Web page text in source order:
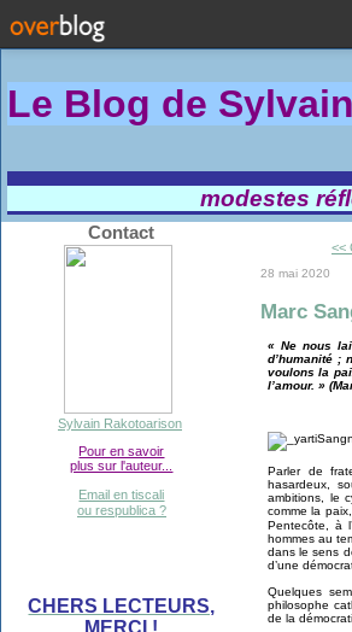
Le Blog de
modestes
Contact
Sylvain Rakotoarison
Pour en savoir
plus sur l'auteur...
Email en tiscali
ou respublica ?
CHERS LECTEURS,
MERCI !
<<
28 mai 2020
Marc
« Ne nous
d’humanité ;
voulons la
l’amour. »
Parler de
hasardeux,
ambitions, le
comme la
Pentecôte, à
hommes au
dans le sens
d’une
Quelques
philosophe
de la